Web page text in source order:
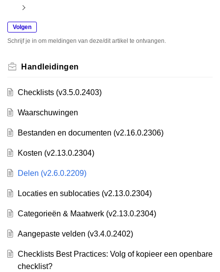
Volgen
Schrijf je in om meldingen van deze/dit artikel te ontvangen.
Handleidingen
Checklists (v3.5.0.2403)
Waarschuwingen
Bestanden en documenten (v2.16.0.2306)
Kosten (v2.13.0.2304)
Delen (v2.6.0.2209)
Locaties en sublocaties (v2.13.0.2304)
Categorieën & Maatwerk (v2.13.0.2304)
Aangepaste velden (v3.4.0.2402)
Checklists Best Practices: Volg of kopieer een openbare
checklist?